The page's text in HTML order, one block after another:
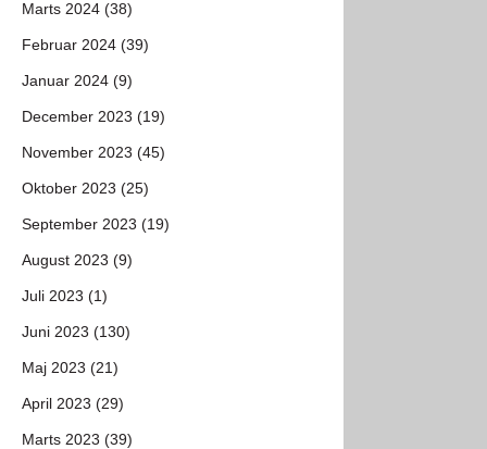
Marts 2024 (38)
Februar 2024 (39)
Januar 2024 (9)
December 2023 (19)
November 2023 (45)
Oktober 2023 (25)
September 2023 (19)
August 2023 (9)
Juli 2023 (1)
Juni 2023 (130)
Maj 2023 (21)
April 2023 (29)
Marts 2023 (39)